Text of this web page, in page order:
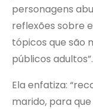
personagens
reflexões sobre
tópicos que são
públicos adultos”.
Ela enfatiza:
marido, para